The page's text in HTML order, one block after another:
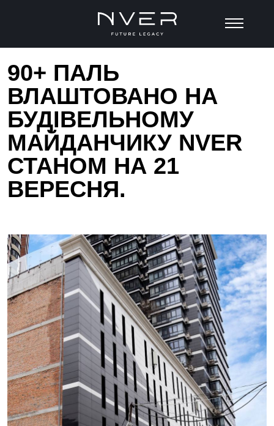
90+ ПАЛЬ
ВЛАШТОВАНО НА
БУДІВЕЛЬНОМУ
МАЙДАНЧИКУ NVER
СТАНОМ НА 21
ВЕРЕСНЯ.